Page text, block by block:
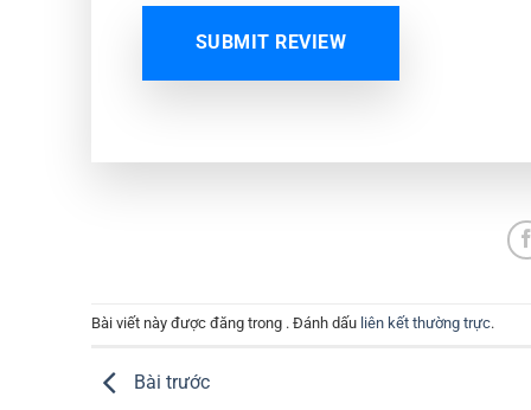
SUBMIT REVIEW
Bài viết này được đăng trong . Đánh dấu liên kết thường trực.
Bài trước